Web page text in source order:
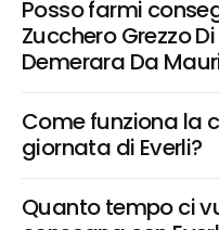
Posso farmi
Zucchero Grezzo
Demerara Da
Come funziona la
giornata di Everli?
Quanto tempo ci